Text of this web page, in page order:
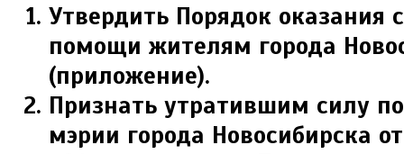
Утвердить Порядок оказания
помощи жителям города
(приложение).
Признать утратившим силу
мэрии города Новосибирска